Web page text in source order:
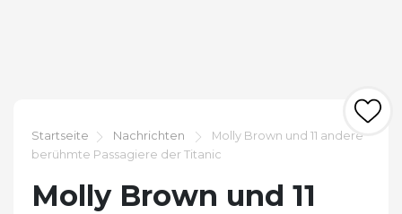
Startseite Nachrichten
Molly Brown und 11 andere
berühmte Passagiere der Titanic
Molly Brown und 11